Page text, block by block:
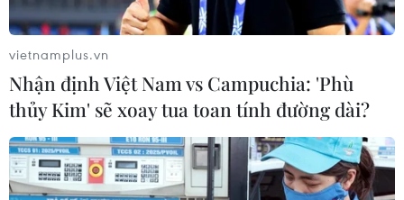
vietnamplus.vn
Nhận định Việt Nam vs Campuchia: 'Phù
thủy Kim' sẽ xoay tua toan tính đường dài?